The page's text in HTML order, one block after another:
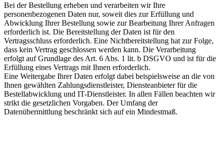
Bei der Bestellung erheben und verarbeiten wir Ihre
personenbezogenen Daten nur, soweit dies zur Erfüllung und
Abwicklung Ihrer Bestellung sowie zur Bearbeitung Ihrer Anfragen
erforderlich ist. Die Bereitstellung der Daten ist für den
Vertragsschluss erforderlich. Eine Nichtbereitstellung hat zur Folge,
dass kein Vertrag geschlossen werden kann. Die Verarbeitung
erfolgt auf Grundlage des Art. 6 Abs. 1 lit. b DSGVO und ist für die
Erfüllung eines Vertrags mit Ihnen erforderlich.
Eine Weitergabe Ihrer Daten erfolgt dabei beispielsweise an die von
Ihnen gewählten Zahlungsdienstleister, Diensteanbieter für die
Bestellabwicklung und IT-Dienstleister. In allen Fällen beachten wir
strikt die gesetzlichen Vorgaben. Der Umfang der
Datenübermittlung beschränkt sich auf ein Mindestmaß.